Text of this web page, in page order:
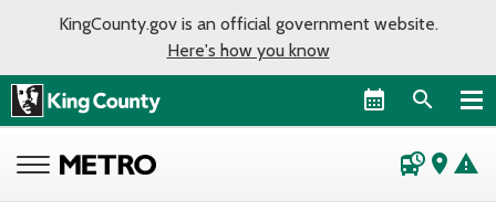
KingCounty.gov is an official government website.
Here's how you know
departure_board place warning